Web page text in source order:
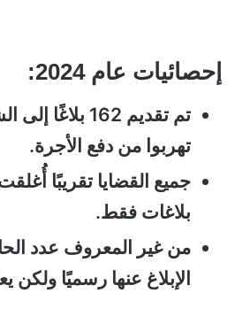
إحصائيات عام 2024:
تم تقديم 162
تهربوا من دفع الأجرة.
جميع القضايا تقريبًا
بلاغات فقط.
من غير المعروف عدد
الإبلاغ عنها رسميًا ولكن